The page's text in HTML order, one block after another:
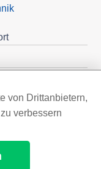
von Drittanbietern,
verbessern